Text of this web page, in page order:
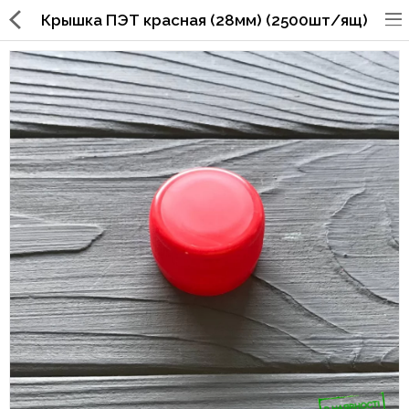
Крышка ПЭТ красная (28мм) (2500шт/ящ)
Упаковка для фаст
фуда,пиццерий,ресторанов
Стаканы, крышки, держатели,
трубочки
Упаковка для суши
Бумажные пакеты и уголки
Картонные коробки
Коробки для кондитерских
изделий